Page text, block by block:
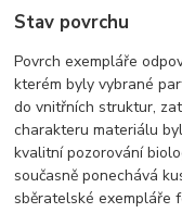
Stav povrchu
Povrch exempláře
kterém byly vybrané
do vnitřních struktur,
charakteru materiálu
kvalitní pozorování
současně ponechává
sběratelské exempláře